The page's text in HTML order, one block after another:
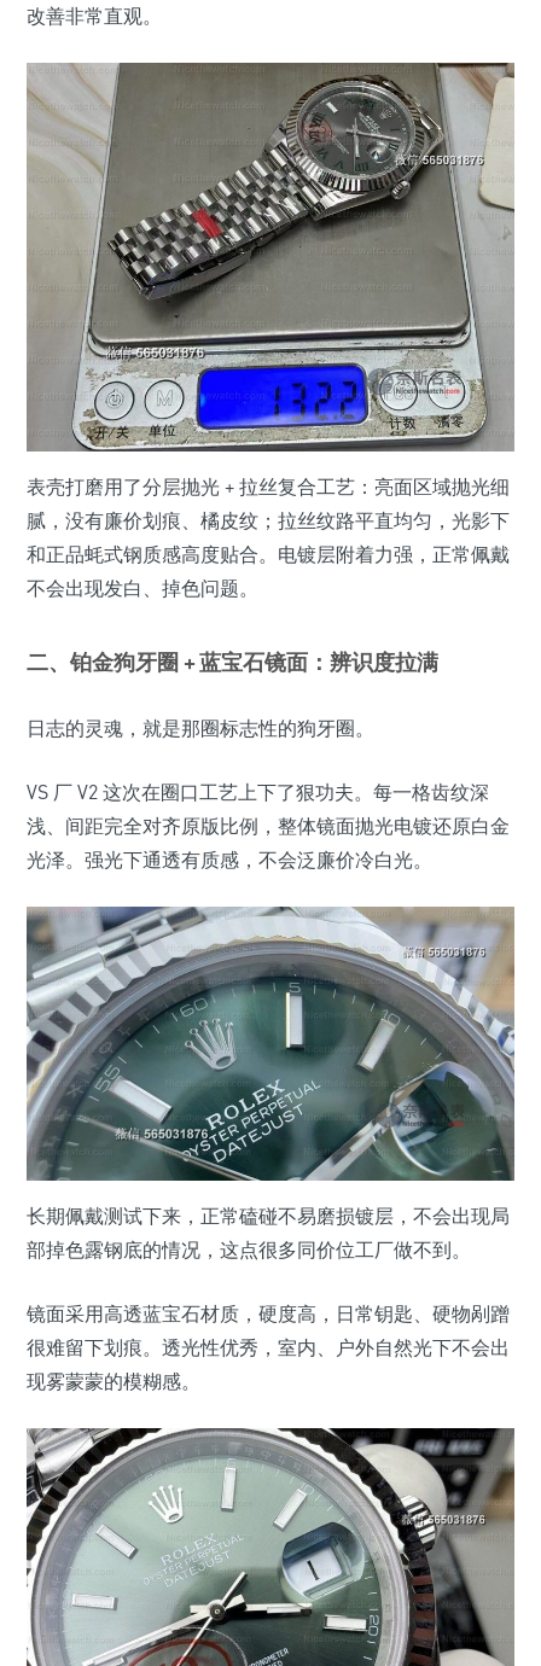
改善非常直观。
表壳打磨用了分层抛光 + 拉丝复合工艺：亮面区域抛光细
腻，没有廉价划痕、橘皮纹；拉丝纹路平直均匀，光影下
和正品蚝式钢质感高度贴合。电镀层附着力强，正常佩戴
不会出现发白、掉色问题。
二、铂金狗牙圈 + 蓝宝石镜面：辨识度拉满
日志的灵魂，就是那圈标志性的狗牙圈。
VS 厂 V2 这次在圈口工艺上下了狠功夫。每一格齿纹深
浅、间距完全对齐原版比例，整体镜面抛光电镀还原白金
光泽。强光下通透有质感，不会泛廉价冷白光。
长期佩戴测试下来，正常磕碰不易磨损镀层，不会出现局
部掉色露钢底的情况，这点很多同价位工厂做不到。
镜面采用高透蓝宝石材质，硬度高，日常钥匙、硬物剐蹭
很难留下划痕。透光性优秀，室内、户外自然光下不会出
现雾蒙蒙的模糊感。